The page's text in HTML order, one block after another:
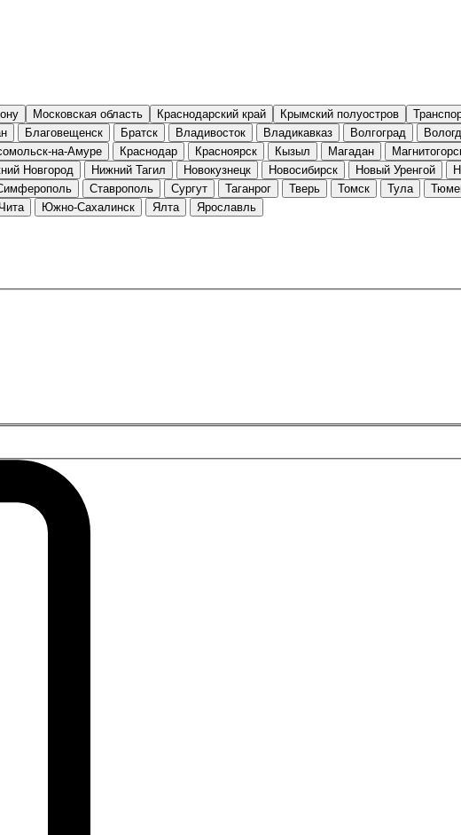
Московская область Краснодарский край Крымский полуостров
Благовещенск Братск Владивосток Владикавказ Волгоград
на-Амуре Краснодар Красноярск Кызыл Магадан
Новгород Нижний Тагил Новокузнецк Новосибирск Новый Уренгой
Ставрополь Сургут Таганрог Тверь Томск Тула
Чита Южно-Сахалинск Ялта Ярославль